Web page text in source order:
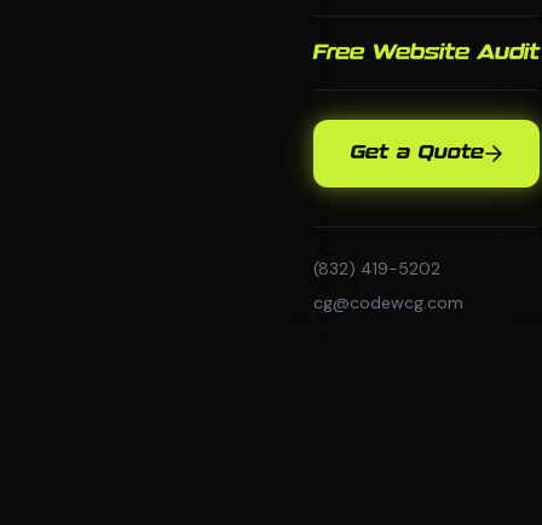
Free Website Audit
Get a Quote
(832) 419-5202
cg@codewcg.com